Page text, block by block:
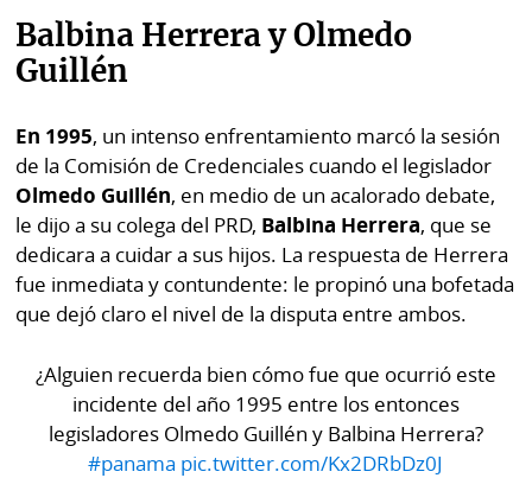
Balbina Herrera y Olmedo
Guillén
En 1995, un intenso enfrentamiento marcó la sesión
de la Comisión de Credenciales cuando el legislador
Olmedo Guillén, en medio de un acalorado debate,
le dijo a su colega del PRD, Balbina Herrera, que se
dedicara a cuidar a sus hijos. La respuesta de Herrera
fue inmediata y contundente: le propinó una bofetada
que dejó claro el nivel de la disputa entre ambos.
¿Alguien recuerda bien cómo fue que ocurrió este
incidente del año 1995 entre los entonces
legisladores Olmedo Guillén y Balbina Herrera?
#panama pic.twitter.com/Kx2DRbDz0J